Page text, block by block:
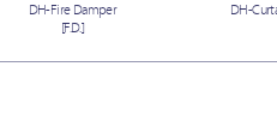
DH-Fire Damper
[F.D.]
DH-